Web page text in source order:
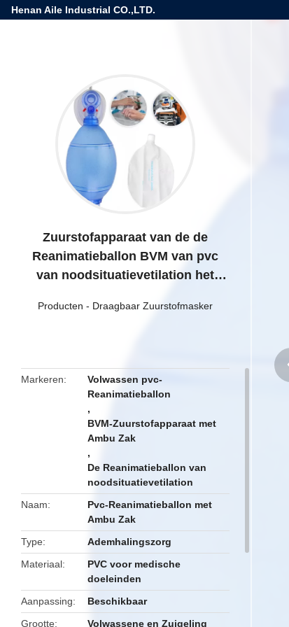
Henan Aile Industrial CO.,LTD.
Zuurstofapparaat van de de
Reanimatieballon BVM van pvc
van noodsituatievetilation het
Producten - Draagbaar Zuurstofmasker
Markeren
Volwassen pvc-
Reanimatieballon
,
BVM-Zuurstofapparaat met
Ambu Zak
,
De Reanimatieballon van
noodsituatievetilation
Naam
Pvc-Reanimatieballon met
Ambu Zak
Type
Ademhalingszorg
Materiaal
PVC voor medische
doeleinden
Aanpassing
Beschikbaar
Grootte
Volwassene en Zuigeling